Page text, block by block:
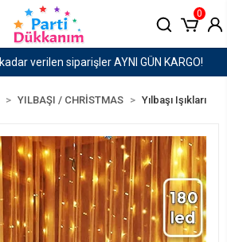
1500 TL ve Üzeri Kargo Ücretsiz!
0
YILBAŞI / CHRİSTMAS Yılbaşı Işıkları